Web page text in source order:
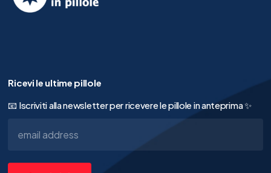
Ricevi le ultime pillole
📧 Iscriviti alla newsletter per ricevere le pillole in anteprima ✨